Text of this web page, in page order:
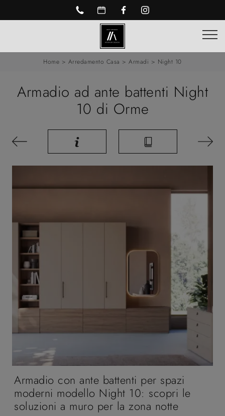
Home > Arredamento Casa >Armadi > Night 10
Armadio ad ante battenti Night
10 di Orme
Armadio con ante battenti per spazi
moderni modello Night 10: scopri le
soluzioni a muro per la zona notte